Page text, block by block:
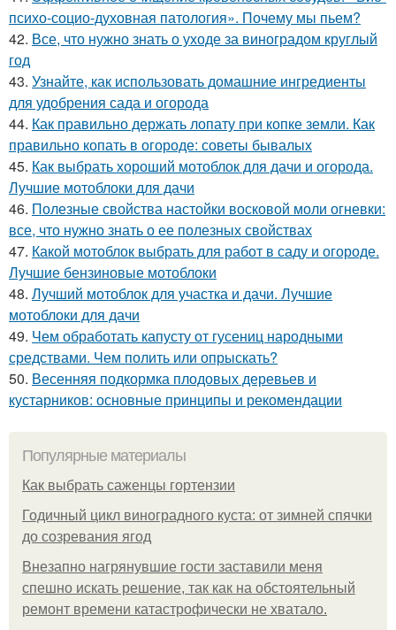
психо-социо-духовная патология». Почему мы пьем?
42. Все, что нужно знать о уходе за виноградом круглый
год
43. Узнайте, как использовать домашние ингредиенты
для удобрения сада и огорода
44. Как правильно держать лопату при копке земли. Как
правильно копать в огороде: советы бывалых
45. Как выбрать хороший мотоблок для дачи и огорода.
Лучшие мотоблоки для дачи
46. Полезные свойства настойки восковой моли огневки:
все, что нужно знать о ее полезных свойствах
47. Какой мотоблок выбрать для работ в саду и огороде.
Лучшие бензиновые мотоблоки
48. Лучший мотоблок для участка и дачи. Лучшие
мотоблоки для дачи
49. Чем обработать капусту от гусениц народными
средствами. Чем полить или опрыскать?
50. Весенняя подкормка плодовых деревьев и
кустарников: основные принципы и рекомендации
Популярные материалы
Как выбрать саженцы гортензии
Годичный цикл виноградного куста: от зимней спячки
до созревания ягод
Внезапно нагрянувшие гости заставили меня
спешно искать решение, так как на обстоятельный
ремонт времени катастрофически не хватало.